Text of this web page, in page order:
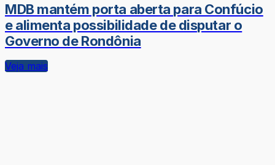
MDB mantém porta aberta para Confúcio
e alimenta possibilidade de disputar o
Governo de Rondônia
Veja mais